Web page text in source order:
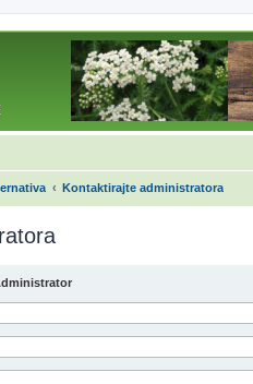
Kontaktirajte administratora